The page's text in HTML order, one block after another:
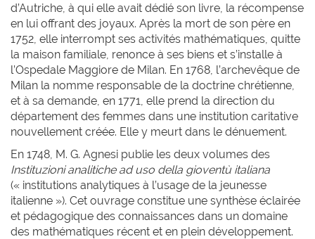
d’Autriche, à qui elle avait dédié son livre, la récompense
en lui offrant des joyaux. Après la mort de son père en
1752, elle interrompt ses activités mathématiques, quitte
la maison familiale, renonce à ses biens et s’installe à
l’Ospedale Maggiore de Milan. En 1768, l’archevêque de
Milan la nomme responsable de la doctrine chrétienne,
et à sa demande, en 1771, elle prend la direction du
département des femmes dans une institution caritative
nouvellement créée. Elle y meurt dans le dénuement.
En 1748, M. G. Agnesi publie les deux volumes des
Instituzioni analitiche ad uso della gioventù italiana
(« institutions analytiques à l’usage de la jeunesse
italienne »). Cet ouvrage constitue une synthèse éclairée
et pédagogique des connaissances dans un domaine
des mathématiques récent et en plein développement.